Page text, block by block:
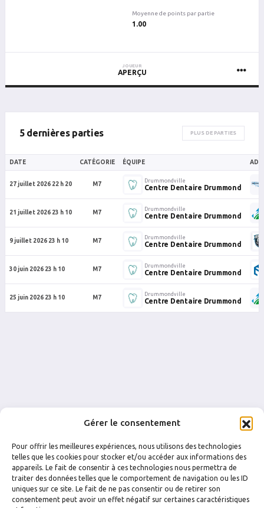
Gérer le consentement
Pour offrir les meilleures expériences, nous utilisons des technologies
telles que les cookies pour stocker et/ou accéder aux informations des
appareils. Le fait de consentir à ces technologies nous permettra de
traiter des données telles que le comportement de navigation ou les ID
uniques sur ce site. Le fait de ne pas consentir ou de retirer son
consentement peut avoir un effet négatif sur certaines caractéristiques
Moyenne de points par partie
1.00
JOUEUR
APERÇU
5 dernières parties PLUS DE PARTIES
DATE CATÉGORIE ÉQUIPE
27 juillet 2026 22 h 20 M7
Drummondville
Centre Dentaire Drummond
21 juillet 2026 23 h 10 M7
Drummondville
Centre Dentaire Drummond
9 juillet 2026 23 h 10 M7
Drummondville
Centre Dentaire Drummond
30 juin 2026 23 h 10 M7
Drummondville
Centre Dentaire Drummond
25 juin 2026 23 h 10 M7
Drummondville
Centre Dentaire Drummond
FACEBOOK INSTAGRAM